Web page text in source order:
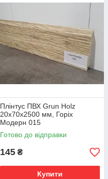
Плінтус ПВХ Grun Holz
20x70x2500 мм, Горіх
Модерн 015
Готово до відправки
145 ₴
Купити